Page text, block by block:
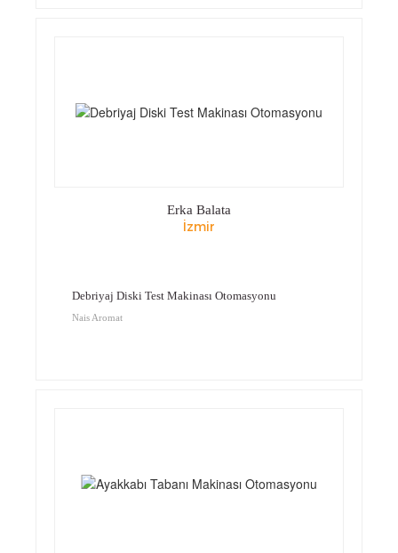
Erka Balata
İzmir
Debriyaj Diski Test Makinası Otomasyonu
Nais Aromat